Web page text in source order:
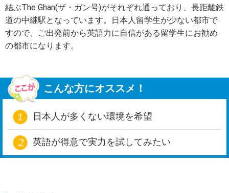
結ぶThe Ghan(ザ・ガン号)がそれぞれ通っており、長距離鉄
道の中継駅となっています。日本人留学生が少ない都市で
すので、ご出発前から英語力に自信がある留学生にお勧め
の都市になります。
こんな方にオススメ！
日本人が多くない環境を希望
英語が得意で実力を試してみたい